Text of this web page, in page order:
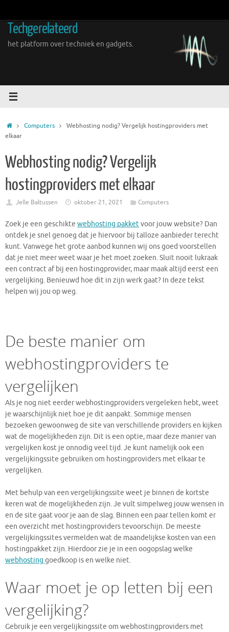
inhoud
Techgerelateerd
het platform over techniek en gadgets.
HomeComputers
Webhosting nodig? Vergelijk hostingproviders met
elkaar
Webhosting nodig? Vergelijk
hostingproviders met elkaar
Jelle Baltussen oktober 21, 2021 Computers
Zoek je een geschikte webhosting pakketvoor jouw website? Dan
ontdek je snel genoeg dat je hiervoor bij talloze aanbieder terecht
kunt. Vanwege het grote aanbod kunnen wij ons goed voorstellen
dat je niet meer weet waar je het moet zoeken. Sluit nooit lukraak
een contract af bij een hostingprovider, maar maak altijd eerst een
vergelijking. Benieuwd hoe dit in zijn werk gaat? In deze tekst
helpen wij jou op weg.
De beste manier om
webhostingproviders te
vergelijken
Als je nog niet eerder webhostingproviders vergeleken hebt, weet
je waarschijnlijk niet hoe je dit aanpakt. Sommige mensen
bezoeken gewoonweg de site van verschillende providers en kijken
wat de mogelijkheden zijn. Dit is een optie, maar deze manier van
vergelijken kost je onnodig veel tijd. Je kunt namelijk ook een
vergelijkingssite gebruiken om hostingproviders met elkaar te
vergelijken.
Met behulp van een vergelijkingssite weet je binnen de kortste
keren wat de mogelijkheden zijn. Je vult simpelweg jouw wensen in
en de site gaat voor je aan de slag. Binnen een paar tellen komt er
een overzicht met hostingproviders tevoorschijn. De meeste
vergelijkingssites vermelden wat de maandelijkse kosten van een
hostingpakket zijn. Hierdoor zie je in een oogopslag welke
webhosting goedkoop is en welke niet.
Waar moet je op letten bij een
vergelijking?
Gebruik je een vergelijkingssite om webhostingproviders met